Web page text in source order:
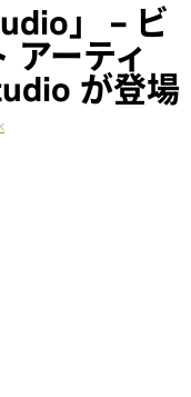
」 – ビ
アーティ
が登場